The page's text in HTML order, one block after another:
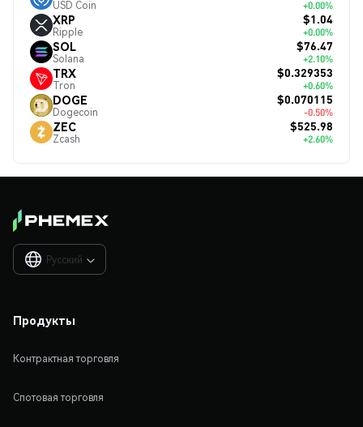
USD Coin +0.00%
XRP
Ripple
$1.04
+0.00%
SOL
Solana
$76.47
+2.10%
TRX
Tron
$0.329353
+0.60%
DOGE
Dogecoin
$0.070115
-0.50%
ZEC
Zcash
$525.98
+2.60%
Русский 
Продукты
Контрактная торговля
Спотовая торговля